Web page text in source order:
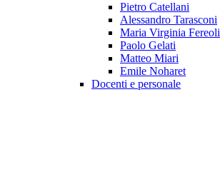
Pietro Catellani
Alessandro Tarasconi
Maria Virginia Fereoli
Paolo Gelati
Matteo Miari
Emile Noharet
Docenti e personale